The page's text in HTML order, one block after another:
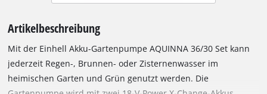
Artikelbeschreibung
Mit der Einhell Akku-Gartenpumpe AQUINNA 36/30 Set kann
jederzeit Regen-, Brunnen- oder Zisternenwasser im
heimischen Garten und Grün genutzt werden. Die